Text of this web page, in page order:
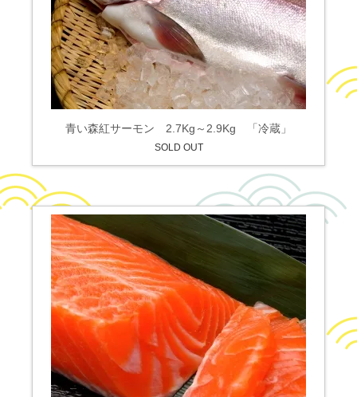
青い森紅サーモン 2.7Kg～2.9Kg 「冷蔵」
SOLD OUT